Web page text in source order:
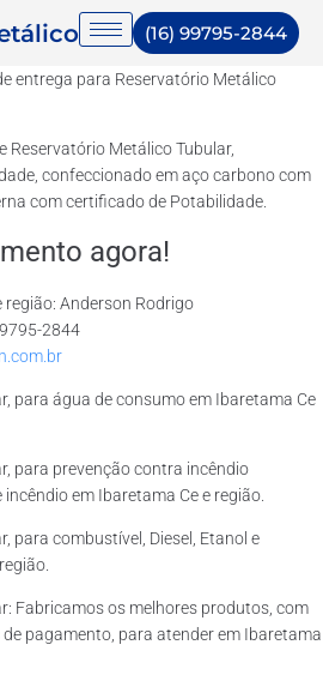
(16) 99795-2844
entrega para Reservatório Metálico
Reservatório Metálico Tubular,
confeccionado em aço carbono com
com certificado de Potabilidade.
agora!
Anderson Rodrigo
2844
para água de consumo em Ibaretama Ce
para prevenção contra incêndio
em Ibaretama Ce e região.
para combustível, Diesel, Etanol e
Fabricamos os melhores produtos, com
pagamento, para atender em Ibaretama